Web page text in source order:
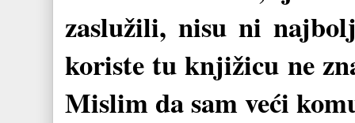
zaslužili, nisu ni
koriste tu knjižicu ne
Mislim da sam veći